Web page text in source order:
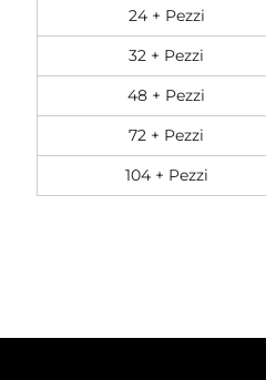
24 + Pezzi
32 + Pezzi
48 + Pezzi
72 + Pezzi
104 + Pezzi